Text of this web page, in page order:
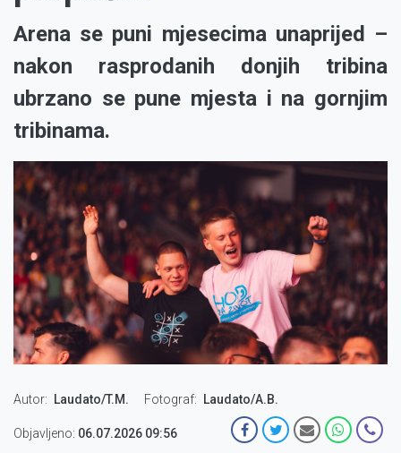
Arena se puni mjesecima unaprijed –
nakon rasprodanih donjih tribina
ubrzano se pune mjesta i na gornjim
tribinama.
Autor Laudato/T.M. Fotograf Laudato/A.B.
Objavljeno: 06.07.2026 09:56